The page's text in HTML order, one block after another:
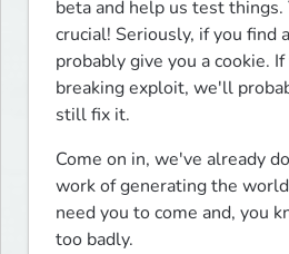
beta and help us test things.
crucial! Seriously, if you find
probably give you a cookie.
breaking exploit, we'll
still fix it.
Come on in, we've already
work of generating the
need you to come and, you
too badly.